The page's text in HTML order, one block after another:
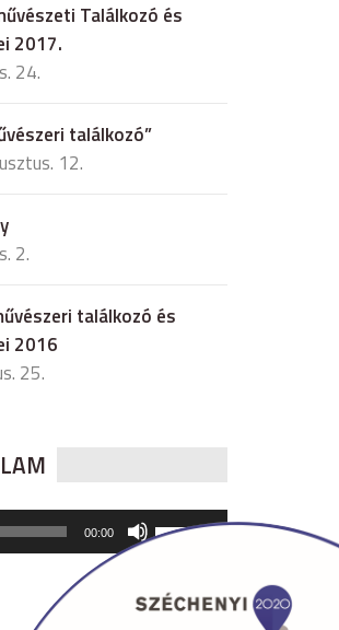
Találkozó és
2017.
24.
találkozó”
12.
2.
találkozó és
2016
25.
00:00
hangerő
csökkentéséhez